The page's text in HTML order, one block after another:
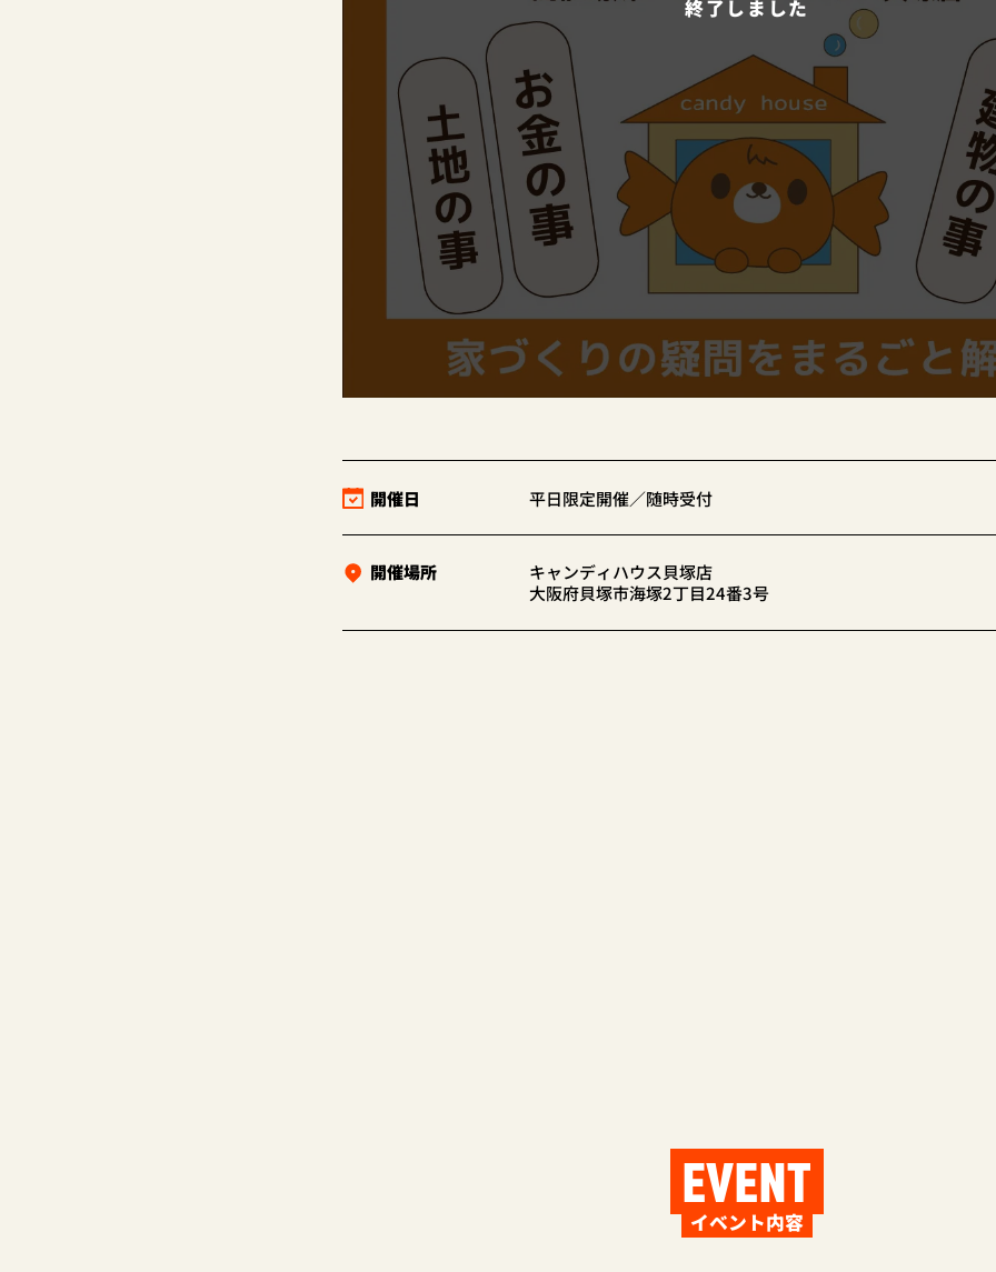
終了しました
開催日 平日限定開催／随時受付
開催場所
キャンディハウス貝塚店
大阪府貝塚市海塚2丁目24番3号
EVENT
イベント内容